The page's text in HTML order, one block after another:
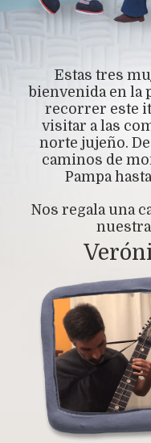
Estas tres
bienvenida en la
recorrer este
visitar a las
norte jujeño.
caminos de
Pampa
Nos regala una